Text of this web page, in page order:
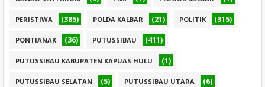
PERISTIWA (385) POLDA KALBAR (21) POLITIK (315)
PONTIANAK (36) PUTUSSIBAU (411)
PUTUSSIBAU KABUPATEN KAPUAS HULU (1)
PUTUSSIBAU SELATAN (5) PUTUSSIBAU UTARA (6)